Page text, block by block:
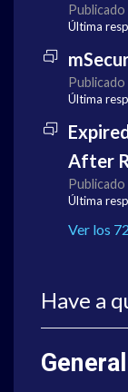
Última
Última
After
Última
Ver los
Have a